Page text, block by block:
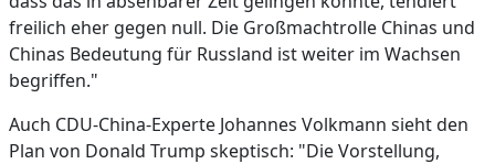
freilich eher gegen null. Die Großmachtrolle Chinas und
Chinas Bedeutung für Russland ist weiter im Wachsen
begriffen."
Auch CDU-China-Experte Johannes Volkmann sieht den
Plan von Donald Trump skeptisch: "Die Vorstellung,